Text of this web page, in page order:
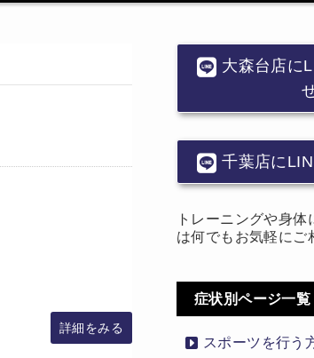
詳細をみる
大森台店に
千葉店に
トレーニングや身体
は何でもお気軽にご
症状別ページ一覧
スポーツを行う